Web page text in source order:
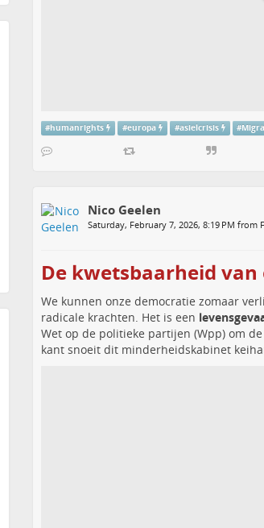
#humanrights #europa #asielcrisis #
Nico Geelen
Saturday, February 7, 2026, 8:19 PM from
De kwetsbaarheid
We kunnen onze democratie zomaar
radicale krachten. Het is een
Wet op de politieke partijen (Wpp) om
kant snoeit dit minderheidskabinet